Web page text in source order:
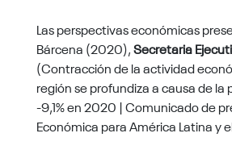
Las perspectivas económicas
Bárcena (2020),Secretaria
(Contracción de la actividad
región se profundiza a causa de la
-9,1% en 2020 | Comunicado de
Económica para América Latina y